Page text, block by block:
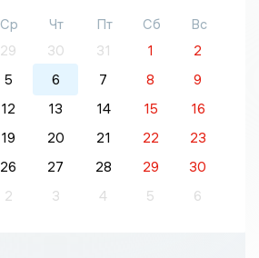
Ср Чт Пт Сб
Вс
29 30 31 1
2
5 6 7 8
9
12 13 14 15
16
19 20 21 22
23
26 27 28 29
30
2 3 4 5 6